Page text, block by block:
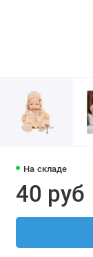
На складе
40 руб